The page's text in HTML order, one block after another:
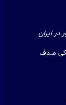
ایران
صدف